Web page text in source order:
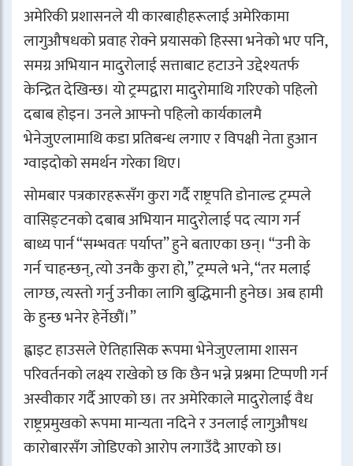
अमेरिकी प्रशासनले यी कारबाहीहरूलाई अमेरिकामा
लागुऔषधको प्रवाह रोक्ने प्रयासको हिस्सा भनेको भए पनि,
समग्र अभियान मादुरोलाई सत्ताबाट हटाउने उद्देश्यतर्फ
केन्द्रित देखिन्छ। यो ट्रम्पद्वारा मादुरोमाथि गरिएको पहिलो
दबाब होइन। उनले आफ्नो पहिलो कार्यकालमै
भेनेजुएलामाथि कडा प्रतिबन्ध लगाए र विपक्षी नेता हुआन
ग्वाइदोको समर्थन गरेका थिए।
सोमबार पत्रकारहरूसँग कुरा गर्दै राष्ट्रपतिडोनाल्ड ट्रम्पले
वासिङ्टनको दबाब अभियान मादुरोलाई पद त्याग गर्न
बाध्य पार्न “सम्भवतः पर्याप्त” हुने बताएका छन्। “उनी के
गर्न चाहन्छन्, त्यो उनकै कुरा हो,” ट्रम्पले भने, “तर मलाई
लाग्छ, त्यस्तो गर्नु उनीका लागि बुद्धिमानी हुनेछ। अब हामी
के हुन्छ भनेर हेर्नेछौं।”
ह्वाइट हाउसले ऐतिहासिक रूपमा भेनेजुएलामा शासन
परिवर्तनको लक्ष्य राखेको छ कि छैन भन्ने प्रश्नमा टिप्पणी गर्न
अस्वीकार गर्दै आएको छ। तर अमेरिकाले मादुरोलाई वैध
राष्ट्रप्रमुखको रूपमा मान्यता नदिने र उनलाई लागुऔषध
कारोबारसँग जोडिएको आरोप लगाउँदै आएको छ।